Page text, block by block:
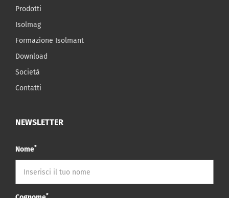
Prodotti
Isolmag
Formazione Isolmant
Download
Società
Contatti
NEWSLETTER
Nome*
*